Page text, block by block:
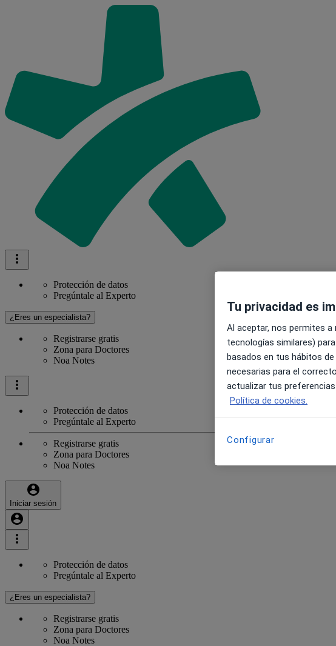
Protección de datos
Pregúntale al Experto
¿Eres un especialista?
Registrarse gratis
Zona para Doctores
Noa Notes
Protección de datos
Pregúntale al Experto
Registrarse gratis
Zona para Doctores
Noa Notes
Iniciar sesión
Protección de datos
Pregúntale al Experto
¿Eres un especialista?
Registrarse gratis
Zona para Doctores
Noa Notes
Tu privacidad es
Al aceptar, nos permites
tecnologías similares)
basados en tus hábitos
necesarias para el
actualizar tus
Política de cookies.
Configurar